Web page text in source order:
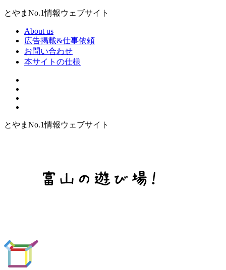
とやまNo.1情報ウェブサイト
About us
広告掲載&仕事依頼
お問い合わせ
本サイトの仕様
とやまNo.1情報ウェブサイト